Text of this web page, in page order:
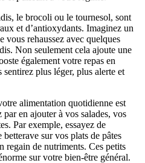
le brocoli ou le tournesol, sont
et d’antioxydants. Imaginez un
vous rehaussez avec quelques
Non seulement cela ajoute une
également votre repas en
plus léger, plus alerte et
alimentation quotidienne est
en ajouter à vos salades, vos
Par exemple, essayez de
sur vos plats de pâtes
regain de nutriments. Ces petits
sur votre bien-être général.